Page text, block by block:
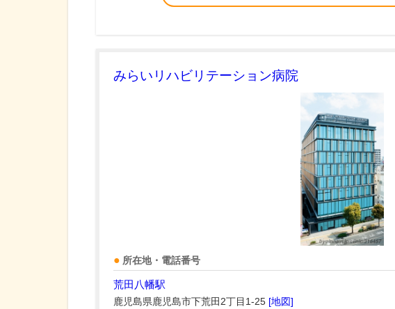
みらいリハビリテーション病院
所在地・電話番号
荒田八幡駅
鹿児島県鹿児島市下荒田2丁目1-25 [地図]